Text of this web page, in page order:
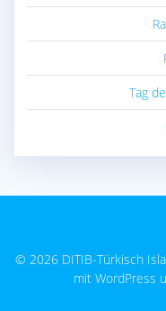
Tag
© 2026 DITIB-Türkisch
mit WordPress